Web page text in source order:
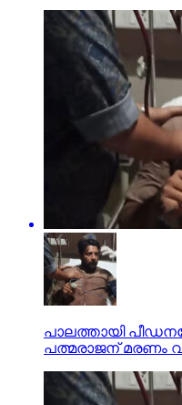
പാലത്തായി
പത്മരാജന് മരണം